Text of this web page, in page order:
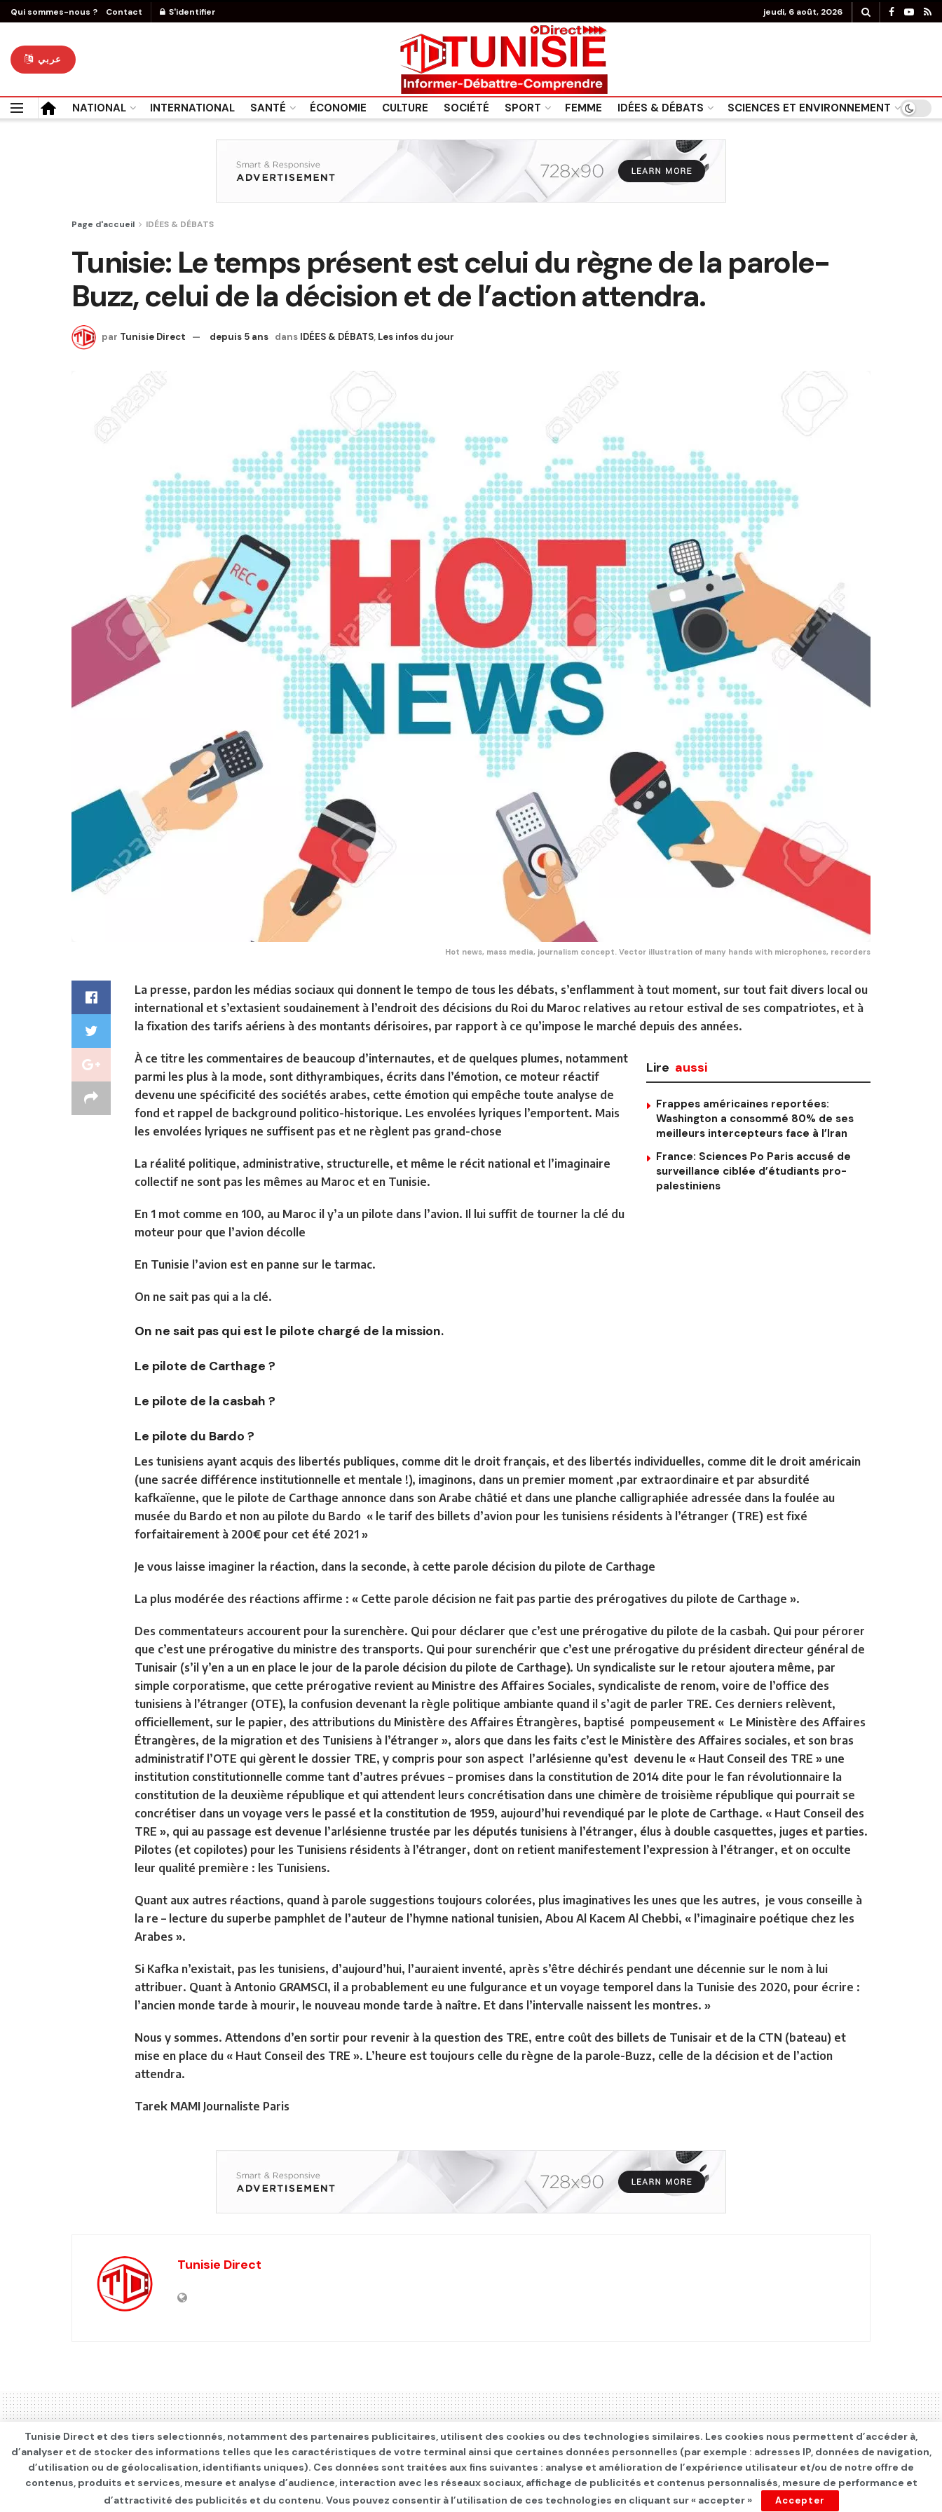
Qui sommes-nous ? Contact S'identifier jeudi, 6 août, 2026
عربي
NATIONAL INTERNATIONAL SANTÉ ÉCONOMIE CULTURE SOCIÉTÉ SPORT FEMME IDÉES & DÉBATS SCIENCES ET ENVIRONNEMENT
Page d'accueil IDÉES & DÉBATS
Tunisie: Le temps présent est celui du règne de la parole-
Buzz, celui de la décision et de l’action attendra.
par Tunisie Direct depuis 5 ans dans IDÉES & DÉBATS, Les infos du jour
Hot news, mass media, journalism concept. Vector illustration of many hands with microphones, recorders
La presse, pardon les médias sociaux qui donnent le tempo de tous les débats, s’enflamment à tout moment, sur tout fait divers local ou
international et s’extasient soudainement à l’endroit des décisions du Roi du Maroc relatives au retour estival de ses compatriotes, et à
la fixation des tarifs aériens à des montants dérisoires, par rapport à ce qu’impose le marché depuis des années.
Lire aussi
Frappes américaines reportées:
Washington a consommé 80% de ses
meilleurs intercepteurs face à l’Iran
France: Sciences Po Paris accusé de
surveillance ciblée d’étudiants pro-
palestiniens
À ce titre les commentaires de beaucoup d’internautes, et de quelques plumes, notamment
parmi les plus à la mode, sont dithyrambiques, écrits dans l’émotion, ce moteur réactif
devenu une spécificité des sociétés arabes, cette émotion qui empêche toute analyse de
fond et rappel de background politico-historique. Les envolées lyriques l’emportent. Mais
les envolées lyriques ne suffisent pas et ne règlent pas grand-chose
La réalité politique, administrative, structurelle, et même le récit national et l’imaginaire
collectif ne sont pas les mêmes au Maroc et en Tunisie.
En 1 mot comme en 100, au Maroc il y’a un pilote dans l’avion. Il lui suffit de tourner la clé du
moteur pour que l’avion décolle
En Tunisie l’avion est en panne sur le tarmac.
On ne sait pas qui a la clé.
On ne sait pas qui est le pilote chargé de la mission.
Le pilote de Carthage ?
Le pilote de la casbah ?
Le pilote du Bardo ?
Les tunisiens ayant acquis des libertés publiques, comme dit le droit français, et des libertés individuelles, comme dit le droit américain
(une sacrée différence institutionnelle et mentale !), imaginons, dans un premier moment ,par extraordinaire et par absurdité
kafkaïenne, que le pilote de Carthage annonce dans son Arabe châtié et dans une planche calligraphiée adressée dans la foulée au
musée du Bardo et non au pilote du Bardo « le tarif des billets d’avion pour les tunisiens résidents à l’étranger (TRE) est fixé
forfaitairement à 200€ pour cet été 2021 »
Je vous laisse imaginer la réaction, dans la seconde, à cette parole décision du pilote de Carthage
La plus modérée des réactions affirme : « Cette parole décision ne fait pas partie des prérogatives du pilote de Carthage ».
Des commentateurs accourent pour la surenchère. Qui pour déclarer que c’est une prérogative du pilote de la casbah. Qui pour pérorer
que c’est une prérogative du ministre des transports. Qui pour surenchérir que c’est une prérogative du président directeur général de
Tunisair (s’il y’en a un en place le jour de la parole décision du pilote de Carthage). Un syndicaliste sur le retour ajoutera même, par
simple corporatisme, que cette prérogative revient au Ministre des Affaires Sociales, syndicaliste de renom, voire de l’office des
tunisiens à l’étranger (OTE), la confusion devenant la règle politique ambiante quand il s’agit de parler TRE. Ces derniers relèvent,
officiellement, sur le papier, des attributions du Ministère des Affaires Étrangères, baptisé pompeusement « Le Ministère des Affaires
Étrangères, de la migration et des Tunisiens à l’étranger », alors que dans les faits c’est le Ministère des Affaires sociales, et son bras
administratif l’OTE qui gèrent le dossier TRE, y compris pour son aspect l’arlésienne qu’est devenu le « Haut Conseil des TRE » une
institution constitutionnelle comme tant d’autres prévues – promises dans la constitution de 2014 dite pour le fan révolutionnaire la
constitution de la deuxième république et qui attendent leurs concrétisation dans une chimère de troisième république qui pourrait se
concrétiser dans un voyage vers le passé et la constitution de 1959, aujourd’hui revendiqué par le plote de Carthage. « Haut Conseil des
TRE », qui au passage est devenue l’arlésienne trustée par les députés tunisiens à l’étranger, élus à double casquettes, juges et parties.
Pilotes (et copilotes) pour les Tunisiens résidents à l’étranger, dont on retient manifestement l’expression à l’étranger, et on occulte
leur qualité première : les Tunisiens.
Quant aux autres réactions, quand à parole suggestions toujours colorées, plus imaginatives les unes que les autres, je vous conseille à
la re – lecture du superbe pamphlet de l’auteur de l’hymne national tunisien, Abou Al Kacem Al Chebbi, « l’imaginaire poétique chez les
Arabes ».
Si Kafka n’existait, pas les tunisiens, d’aujourd’hui, l’auraient inventé, après s’être déchirés pendant une décennie sur le nom à lui
attribuer. Quant à Antonio GRAMSCI, il a probablement eu une fulgurance et un voyage temporel dans la Tunisie des 2020, pour écrire :
l’ancien monde tarde à mourir, le nouveau monde tarde à naître. Et dans l’intervalle naissent les montres. »
Nous y sommes. Attendons d’en sortir pour revenir à la question des TRE, entre coût des billets de Tunisair et de la CTN (bateau) et
mise en place du « Haut Conseil des TRE ». L’heure est toujours celle du règne de la parole-Buzz, celle de la décision et de l’action
attendra.
Tarek MAMI Journaliste Paris
Tunisie Direct
Tunisie Direct et des tiers selectionnés, notamment des partenaires publicitaires, utilisent des cookies ou des technologies similaires. Les cookies nous permettent d’accéder à,
d’analyser et de stocker des informations telles que les caractéristiques de votre terminal ainsi que certaines données personnelles (par exemple : adresses IP, données de navigation,
d’utilisation ou de géolocalisation, identifiants uniques). Ces données sont traitées aux fins suivantes : analyse et amélioration de l’expérience utilisateur et/ou de notre offre de
contenus, produits et services, mesure et analyse d’audience, interaction avec les réseaux sociaux, affichage de publicités et contenus personnalisés, mesure de performance et
d’attractivité des publicités et du contenu. Vous pouvez consentir à l’utilisation de ces technologies en cliquant sur « accepter »
Accepter